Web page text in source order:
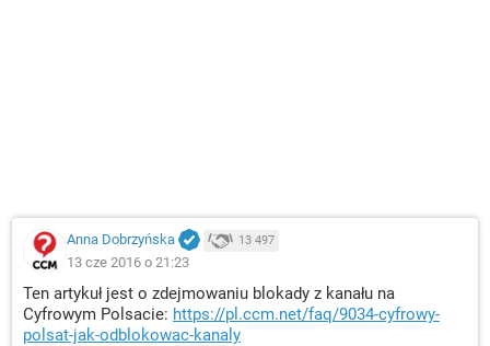
Anna Dobrzyńska 13 497
13 cze 2016 o 21:23
Ten artykuł jest o zdejmowaniu blokady z kanału na
Cyfrowym Polsacie: https://pl.ccm.net/faq/9034-cyfrowy-
polsat-jak-odblokowac-kanaly